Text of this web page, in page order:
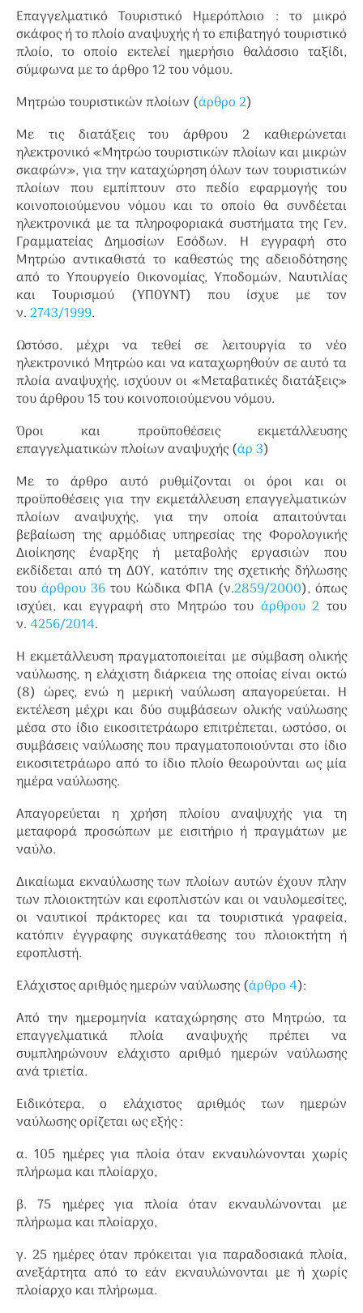
Επαγγελματικό Τουριστικό Ημερόπλοιο : το μικρό
σκάφος ή το πλοίο αναψυχής ή το επιβατηγό τουριστικό
πλοίο, το οποίο εκτελεί ημερήσιο θαλάσσιο ταξίδι,
σύμφωνα με το άρθρο 12 του νόμου.
Μητρώο τουριστικών πλοίων (άρθρο 2)
Με τις διατάξεις του άρθρου 2 καθιερώνεται
ηλεκτρονικό «Μητρώο τουριστικών πλοίων και μικρών
σκαφών», για την καταχώρηση όλων των τουριστικών
πλοίων που εμπίπτουν στο πεδίο εφαρμογής του
κοινοποιούμενου νόμου και το οποίο θα συνδέεται
ηλεκτρονικά με τα πληροφοριακά συστήματα της Γεν.
Γραμματείας Δημοσίων Εσόδων. Η εγγραφή στο
Μητρώο αντικαθιστά το καθεστώς της αδειοδότησης
από το Υπουργείο Οικονομίας, Υποδομών, Ναυτιλίας
και Τουρισμού (ΥΠΟΥΝΤ) που ίσχυε με τον
ν.2743/1999.
Ωστόσο, μέχρι να τεθεί σε λειτουργία το νέο
ηλεκτρονικό Μητρώο και να καταχωρηθούν σε αυτό τα
πλοία αναψυχής, ισχύουν οι «Μεταβατικές διατάξεις»
του άρθρου 15 του κοινοποιούμενου νόμου.
Όροι και προϋποθέσεις εκμετάλλευσης
επαγγελματικών πλοίων αναψυχής (άρ 3)
Με το άρθρο αυτό ρυθμίζονται οι όροι και οι
προϋποθέσεις για την εκμετάλλευση επαγγελματικών
πλοίων αναψυχής, για την οποία απαιτούνται
βεβαίωση της αρμόδιας υπηρεσίας της Φορολογικής
Διοίκησης έναρξης ή μεταβολής εργασιών που
εκδίδεται από τη ΔΟΥ, κατόπιν της σχετικής δήλωσης
τουάρθρου 36 του Κώδικα ΦΠΑ (ν.2859/2000), όπως
ισχύει, και εγγραφή στο Μητρώο του άρθρου 2 του
ν.4256/2014.
Η εκμετάλλευση πραγματοποιείται με σύμβαση ολικής
ναύλωσης, η ελάχιστη διάρκεια της οποίας είναι οκτώ
(8) ώρες, ενώ η μερική ναύλωση απαγορεύεται. Η
εκτέλεση μέχρι και δύο συμβάσεων ολικής ναύλωσης
μέσα στο ίδιο εικοσιτετράωρο επιτρέπεται, ωστόσο, οι
συμβάσεις ναύλωσης που πραγματοποιούνται στο ίδιο
εικοσιτετράωρο από το ίδιο πλοίο θεωρούνται ως μία
ημέρα ναύλωσης.
Απαγορεύεται η χρήση πλοίου αναψυχής για τη
μεταφορά προσώπων με εισιτήριο ή πραγμάτων με
ναύλο.
Δικαίωμα εκναύλωσης των πλοίων αυτών έχουν πλην
των πλοιοκτητών και εφοπλιστών και οι ναυλομεσίτες,
οι ναυτικοί πράκτορες και τα τουριστικά γραφεία,
κατόπιν έγγραφης συγκατάθεσης του πλοιοκτήτη ή
εφοπλιστή.
Ελάχιστος αριθμός ημερών ναύλωσης (άρθρο 4):
Από την ημερομηνία καταχώρησης στο Μητρώο, τα
επαγγελματικά πλοία αναψυχής πρέπει να
συμπληρώνουν ελάχιστο αριθμό ημερών ναύλωσης
ανά τριετία.
Ειδικότερα, ο ελάχιστος αριθμός των ημερών
ναύλωσης ορίζεται ως εξής :
α. 105 ημέρες για πλοία όταν εκναυλώνονται χωρίς
πλήρωμα και πλοίαρχο,
β. 75 ημέρες για πλοία όταν εκναυλώνονται με
πλήρωμα και πλοίαρχο,
γ. 25 ημέρες όταν πρόκειται για παραδοσιακά πλοία,
ανεξάρτητα από το εάν εκναυλώνονται με ή χωρίς
πλοίαρχο και πλήρωμα.